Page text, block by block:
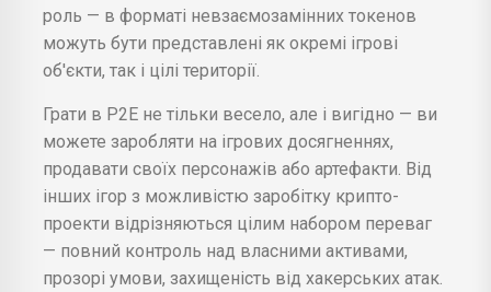
роль — в форматі невзаємозамінних токенов
можуть бути представлені як окремі ігрові
об'єкти, так і цілі території.
Грати в Р2Е не тільки весело, але і вигідно — ви
можете заробляти на ігрових досягненнях,
продавати своїх персонажів або артефакти. Від
інших ігор з можливістю заробітку крипто-
проекти відрізняються цілим набором переваг
— повний контроль над власними активами,
прозорі умови, захищеність від хакерських атак.